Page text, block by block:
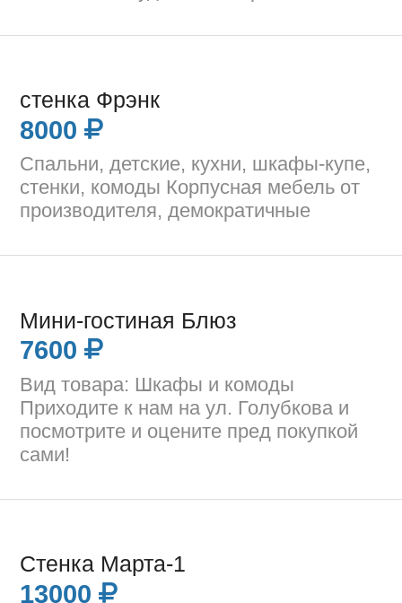
стенка Фрэнк
8000
Спальни, детские, кухни, шкафы-купе,
стенки, комоды Корпусная мебель от
производителя, демократичные
Мини-гостиная Блюз
7600
Вид товара: Шкафы и комоды
Приходите к нам на ул. Голубкова и
посмотрите и оцените пред покупкой
сами!
Стенка Марта-1
13000